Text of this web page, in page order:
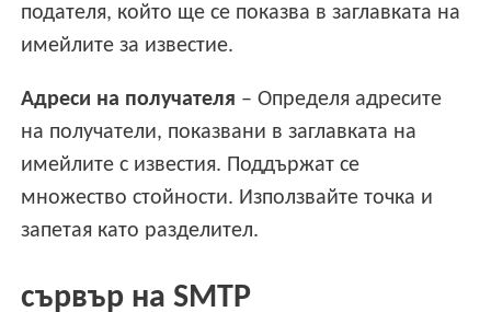
подателя, който ще се показва в заглавката на
имейлите за известие.
Адреси на получателя – Определя адресите
на получатели, показвани в заглавката на
имейлите с известия. Поддържат се
множество стойности. Използвайте точка и
запетая като разделител.
сървър на SMTP